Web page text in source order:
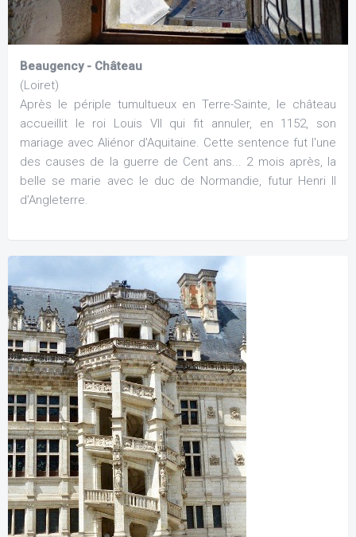
Beaugency - Château
(Loiret)
Après le périple tumultueux en Terre-Sainte, le château
accueillit le roi Louis VII qui fit annuler, en 1152, son
mariage avec Aliénor d'Aquitaine. Cette sentence fut l'une
des causes de la guerre de Cent ans... 2 mois après, la
belle se marie avec le duc de Normandie, futur Henri II
d’Angleterre.